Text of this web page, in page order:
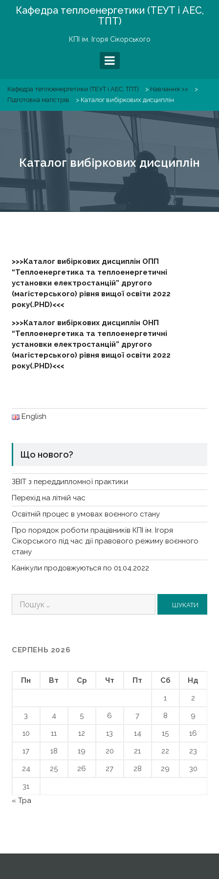
Кафедра теплоенергетики (ТЕУТ і АЕС,
ТПТ)
КПІ ім. Ігоря Сікорського
Кафедра теплоенергетики (ТЕУТ і АЕС, ТПТ) > Навчання >>
>
Підготовка магістрів
> Каталог вибіркових дисциплін
Каталог вибіркових дисциплін
>>>Каталог вибіркових дисциплін ОПП
“Теплоенергетика та теплоенергетичні
установки електростанцій” другого
(магістерського) рівня вищої освіти 2022
року(.PHD)<<<
>>>Каталог вибіркових дисциплін ОНП
“Теплоенергетика та теплоенергетичні
установки електростанцій” другого
(магістерського) рівня вищої освіти 2022
року(.PHD)<<<
English
Що нового?
ЗВІТ з переддипломної практики
Перехід на літній час
Освітній процес в умовах воєнного стану
Про порядок роботи працівників КПІ ім. Ігоря
Сікорського під час дії правового режиму воєнного
стану
Канікули продовжуються по 01.04.2022
СЕРПЕНЬ 2026
Пн Вт Ср Чт Пт Сб
Нд
1
2
3
4 5 6 7 8
9
10
11 12 13 14 15
16
17
18 19 20 21 22
23
24
25 26 27 28 29
30
31
« Тра